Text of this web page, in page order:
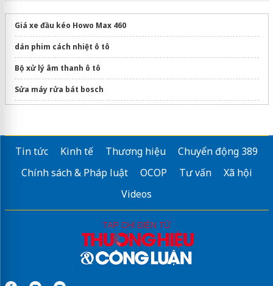
Giá xe đầu kéo Howo Max 460
dán phim cách nhiệt ô tô
Bộ xử lý âm thanh ô tô​
Sửa máy rửa bát bosch
Tin tức Kinh tế Thương hiệu
Chuyển động 389
Chính sách & Pháp luật
OCOP Tư vấn
Xã hội
Videos